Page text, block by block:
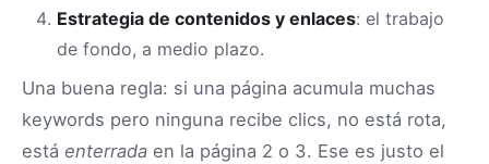
Estrategia de contenidos y enlaces: el trabajo
de fondo, a medio plazo.
Una buena regla: si una página acumula muchas
keywords pero ninguna recibe clics, no está rota,
está enterrada en la página 2 o 3. Ese es justo el